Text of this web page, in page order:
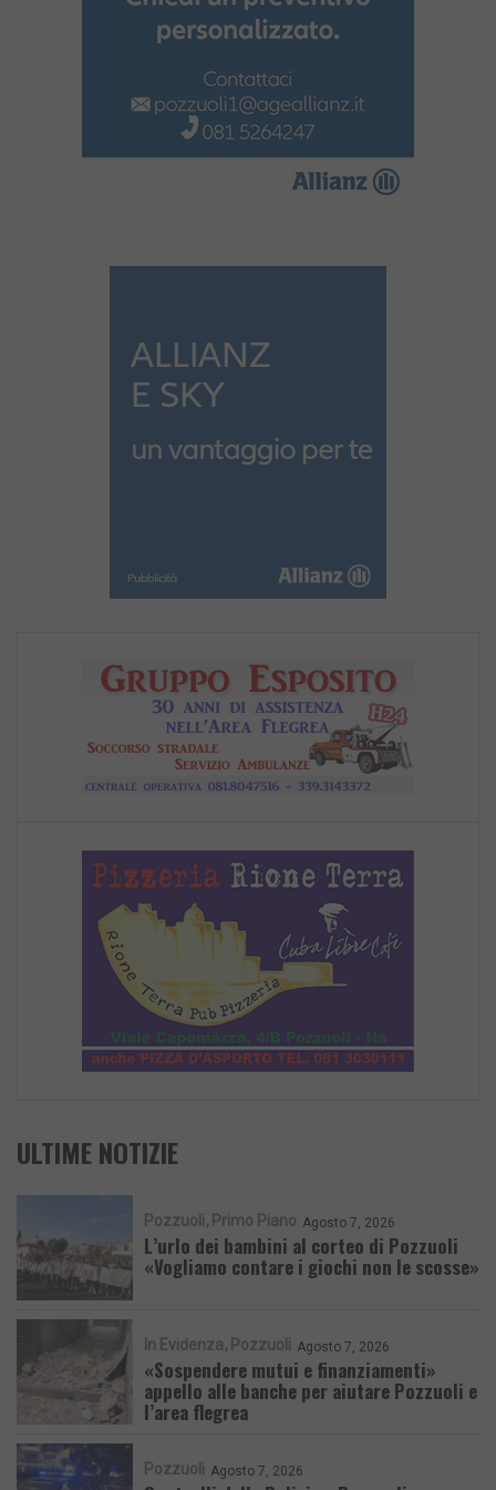
ULTIME NOTIZIE
Pozzuoli Primo Piano Agosto 7, 2026
L’urlo dei bambini al corteo di Pozzuoli
«Vogliamo contare i giochi non le scosse»
In Evidenza Pozzuoli Agosto 7, 2026
«Sospendere mutui e finanziamenti»
appello alle banche per aiutare Pozzuoli e
l’area flegrea
Pozzuoli Agosto 7, 2026